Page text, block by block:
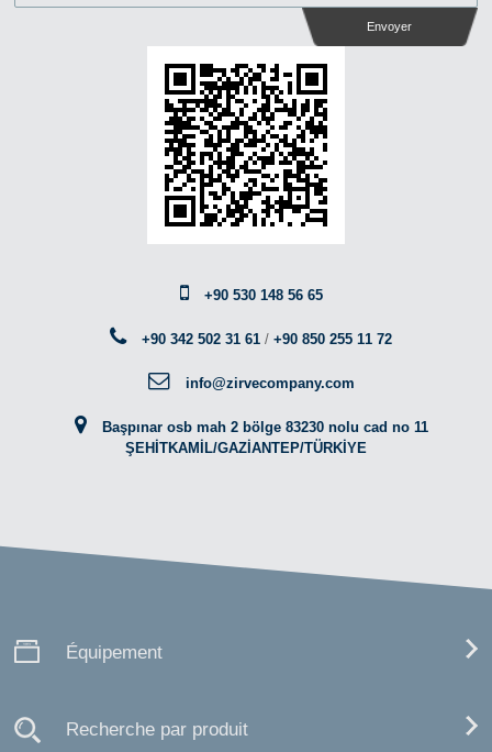
Envoyer
+90 530 148 56 65
+90 342 502 31 61 /+90 850 255 11 72
info@zirvecompany.com
Başpınar osb mah 2 bölge 83230 nolu cad no 11
ŞEHİTKAMİL/GAZİANTEP/TÜRKİYE
Équipement
Recherche par produit